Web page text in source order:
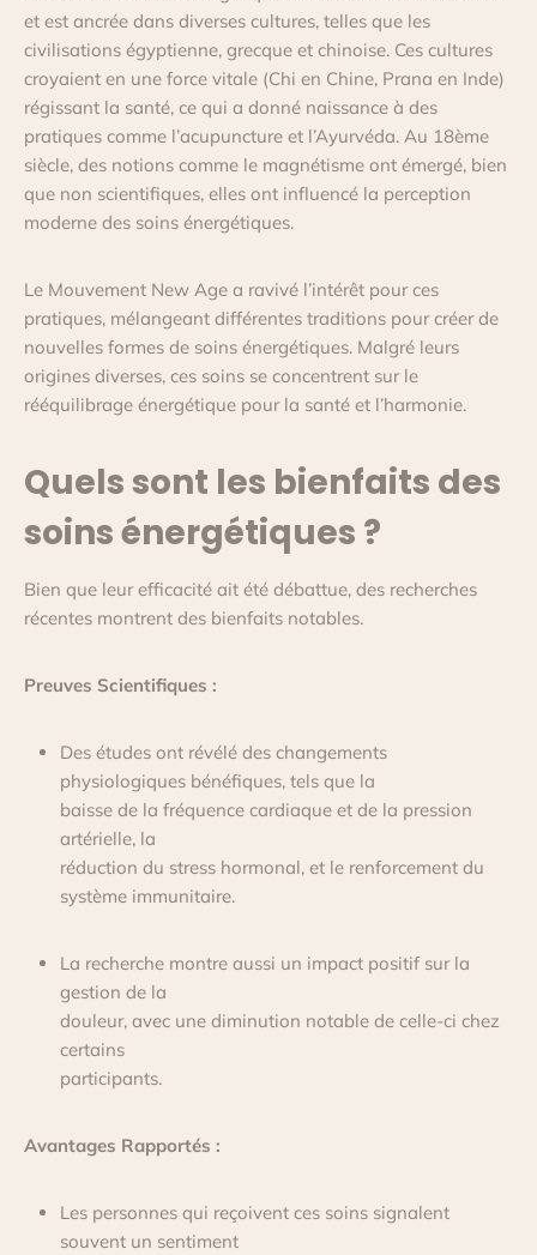
et est ancrée dans diverses cultures, telles que les
civilisations égyptienne, grecque et chinoise. Ces cultures
croyaient en une force vitale (Chi en Chine, Prana en Inde)
régissant la santé, ce qui a donné naissance à des
pratiques comme l’acupuncture et l’Ayurvéda. Au 18ème
siècle, des notions comme le magnétisme ont émergé, bien
que non scientifiques, elles ont influencé la perception
moderne des soins énergétiques.
Le Mouvement New Age a ravivé l’intérêt pour ces
pratiques, mélangeant différentes traditions pour créer de
nouvelles formes de soins énergétiques. Malgré leurs
origines diverses, ces soins se concentrent sur le
rééquilibrage énergétique pour la santé et l’harmonie.
Quels sont les bienfaits des
soins énergétiques ?
Bien que leur efficacité ait été débattue, des recherches
récentes montrent des bienfaits notables.
Preuves Scientifiques :
Des études ont révélé des changements
physiologiques bénéfiques, tels que la
baisse de la fréquence cardiaque et de la pression
artérielle, la
réduction du stress hormonal, et le renforcement du
système immunitaire.
La recherche montre aussi un impact positif sur la
gestion de la
douleur, avec une diminution notable de celle-ci chez
certains
participants.
Avantages Rapportés :
Les personnes qui reçoivent ces soins signalent
souvent un sentiment